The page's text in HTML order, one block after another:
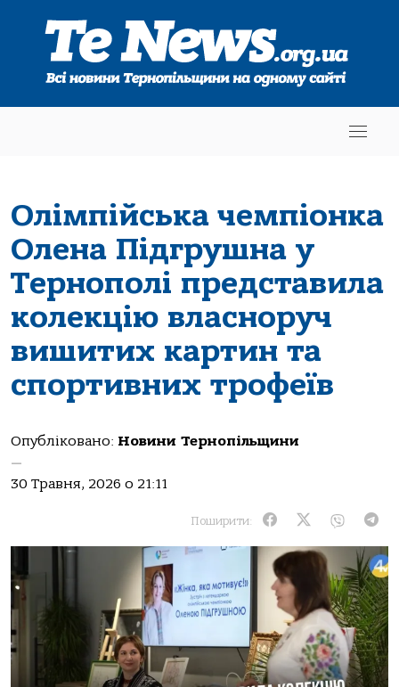
Олімпійська чемпіонка
Олена Підгрушна у
Тернополі представила
колекцію власноруч
вишитих картин та
спортивних трофеїв
Опубліковано: Новини Тернопільщини
—
30 Травня, 2026 о 21:11
Поширити: